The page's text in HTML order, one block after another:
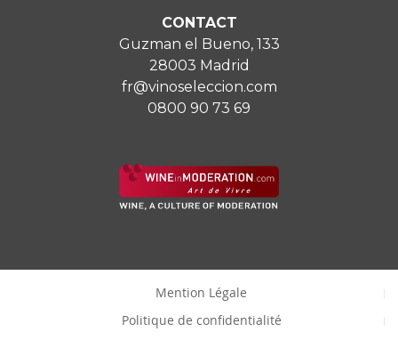
CONTACT
Guzman el Bueno, 133
28003 Madrid
fr@vinoseleccion.com
0800 90 73 69
Mention Légale
Politique de confidentialité